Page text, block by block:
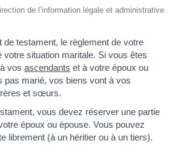
de l’information légale et administrative
de testament, le règlement de votre
votre situation maritale. Si vous êtes
vos ascendants et à votre époux ou
pas marié, vos biens vont à vos
et sœurs.
vous devez réserver une partie
époux ou épouse. Vous pouvez
librement (à un héritier ou à un tiers).